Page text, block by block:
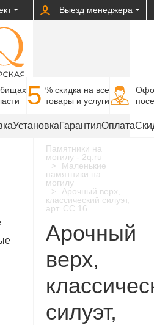
Выезд менеджера
5 % cкидка на все
товары и услуги
УстановкаГарантияОплата
Памятники на
могилу - 2q.ru
Маленькие
памятники на
могилу
Арочный верх,
классический силуэт,
арт. CC.16
Арочный
верх,
силуэт,